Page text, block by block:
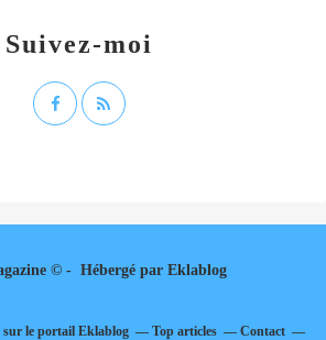
Suivez-moi
© - Hébergé par Eklablog
sur le portail Eklablog Top articles Contact